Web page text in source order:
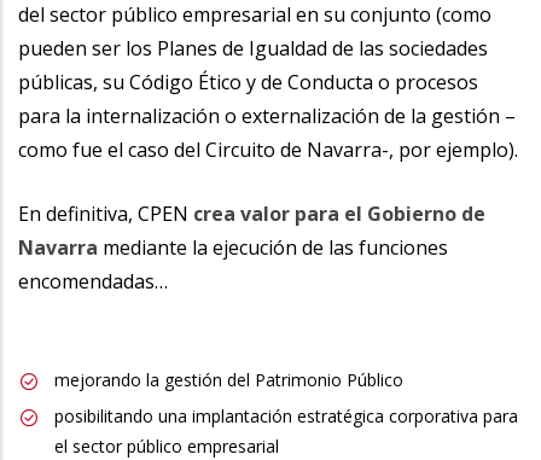
del sector público empresarial en su conjunto (como
pueden ser los Planes de Igualdad de las sociedades
públicas, su Código Ético y de Conducta o procesos
para la internalización o externalización de la gestión –
como fue el caso del Circuito de Navarra-, por ejemplo).
En definitiva, CPEN crea valor para el Gobierno de
Navarra mediante la ejecución de las funciones
encomendadas…
mejorando la gestión del Patrimonio Público
posibilitando una implantación estratégica corporativa para
el sector público empresarial